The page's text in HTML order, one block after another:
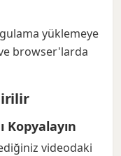
yüklemeye
browser'larda
Kopyalayın
videodaki